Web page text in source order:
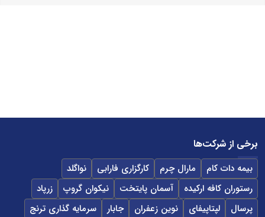
برخی از شرکت‌ها
بیمه دات کام مارال چرم کارگزاری فارابی
نواگلد
رستوران کافه ارکیده
آسمان پایتخت نیکوان گروپ
زرپاد
پرسال
لپتاپیفای نوین زعفران جابار
سرمایه گذاری ترنج